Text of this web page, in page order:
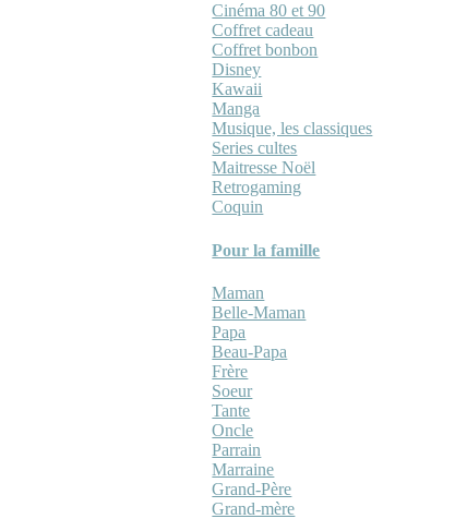
Cinéma 80 et 90
Coffret cadeau
Coffret bonbon
Disney
Kawaii
Manga
Musique, les classiques
Series cultes
Maitresse Noël
Retrogaming
Coquin
Pour la famille
Maman
Belle-Maman
Papa
Beau-Papa
Frère
Soeur
Tante
Oncle
Parrain
Marraine
Grand-Père
Grand-mère